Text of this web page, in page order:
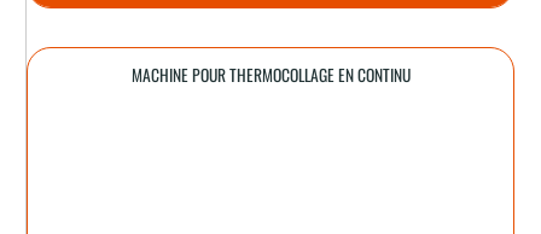
MACHINE POUR THERMOCOLLAGE EN CONTINU